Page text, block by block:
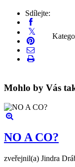
Sdílejte:
Mohlo by Vás
NO A CO?
zveřejnil(a) Jindra